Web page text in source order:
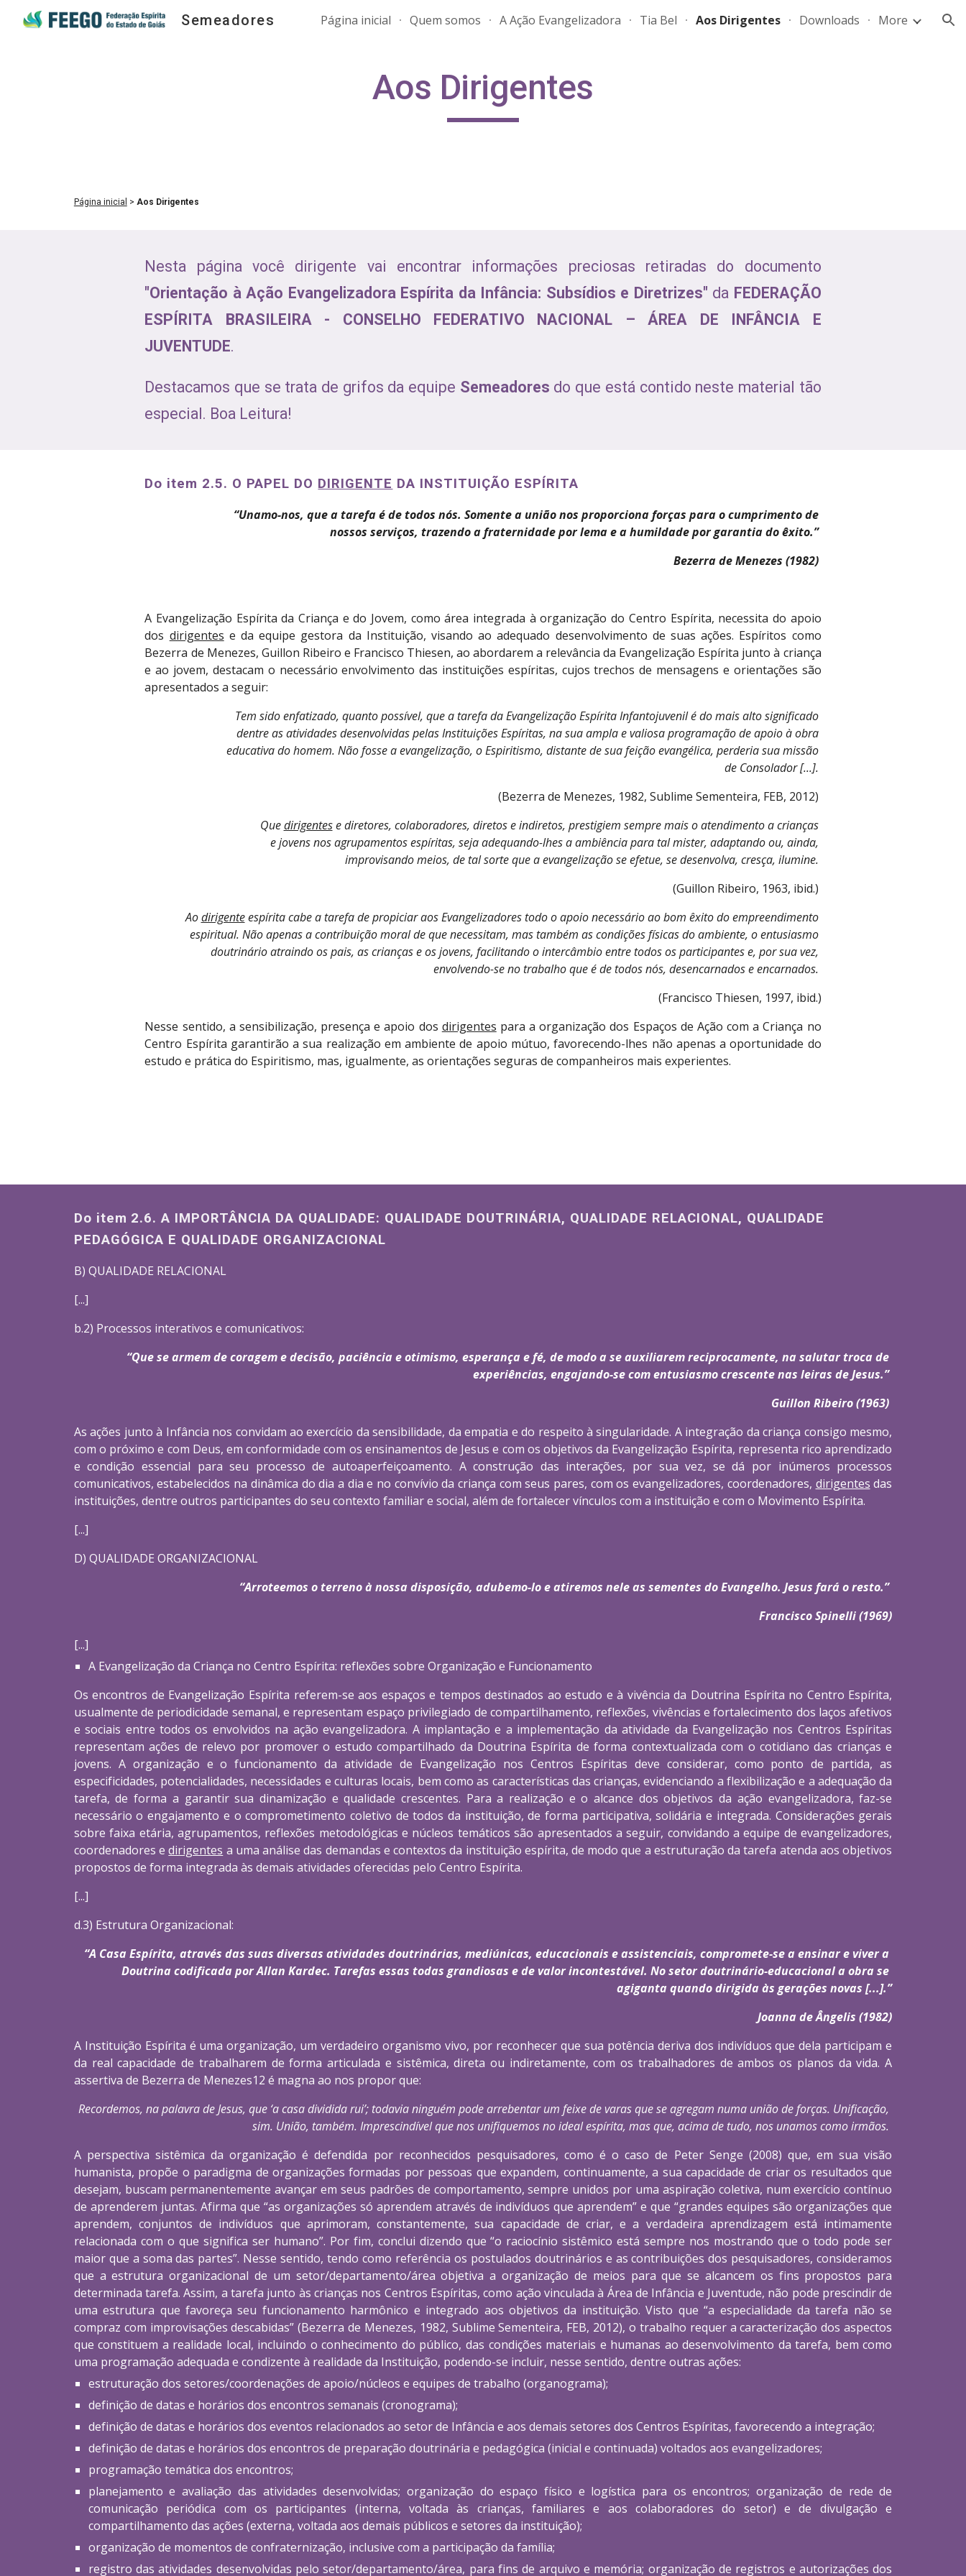
Skip to main content Skip to navigation
Semeadores Página inicial Quem somos A Ação Evangelizadora Tia Bel Aos Dirigentes Downloads More
Aos Dirigentes
Página inicial > Aos Dirigentes
Nesta página você dirigente vai encontrar informações preciosas retiradas do documento
"Orientação à Ação Evangelizadora Espírita da Infância: Subsídios e Diretrizes" da FEDERAÇÃO
ESPÍRITA BRASILEIRA - CONSELHO FEDERATIVO NACIONAL – ÁREA DE INFÂNCIA E
JUVENTUDE.
Destacamos que se trata de grifos da equipe Semeadores do que está contido neste material tão
especial. Boa Leitura!
Do item 2.5. O PAPEL DO DIRIGENTE DA INSTITUIÇÃO ESPÍRITA
“Unamo-nos, que a tarefa é de todos nós. Somente a união nos proporciona forças para o cumprimento de
nossos serviços, trazendo a fraternidade por lema e a humildade por garantia do êxito.”
Bezerra de Menezes (1982)
A Evangelização Espírita da Criança e do Jovem, como área integrada à organização do Centro Espírita, necessita do apoio
dos dirigentes e da equipe gestora da Instituição, visando ao adequado desenvolvimento de suas ações. Espíritos como
Bezerra de Menezes, Guillon Ribeiro e Francisco Thiesen, ao abordarem a relevância da Evangelização Espírita junto à criança
e ao jovem, destacam o necessário envolvimento das instituições espíritas, cujos trechos de mensagens e orientações são
apresentados a seguir:
Tem sido enfatizado, quanto possível, que a tarefa da Evangelização Espírita Infantojuvenil é do mais alto significado
dentre as atividades desenvolvidas pelas Instituições Espíritas, na sua ampla e valiosa programação de apoio à obra
educativa do homem. Não fosse a evangelização, o Espiritismo, distante de sua feição evangélica, perderia sua missão
de Consolador [...].
(Bezerra de Menezes, 1982, Sublime Sementeira, FEB, 2012)
Que dirigentes e diretores, colaboradores, diretos e indiretos, prestigiem sempre mais o atendimento a crianças
e jovens nos agrupamentos espíritas, seja adequando-lhes a ambiência para tal mister, adaptando ou, ainda,
improvisando meios, de tal sorte que a evangelização se efetue, se desenvolva, cresça, ilumine.
(Guillon Ribeiro, 1963, ibid.)
Ao dirigente espírita cabe a tarefa de propiciar aos Evangelizadores todo o apoio necessário ao bom êxito do empreendimento
espiritual. Não apenas a contribuição moral de que necessitam, mas também as condições físicas do ambiente, o entusiasmo
doutrinário atraindo os pais, as crianças e os jovens, facilitando o intercâmbio entre todos os participantes e, por sua vez,
envolvendo-se no trabalho que é de todos nós, desencarnados e encarnados.
(Francisco Thiesen, 1997, ibid.)
Nesse sentido, a sensibilização, presença e apoio dos dirigentes para a organização dos Espaços de Ação com a Criança no
Centro Espírita garantirão a sua realização em ambiente de apoio mútuo, favorecendo-lhes não apenas a oportunidade do
estudo e prática do Espiritismo, mas, igualmente, as orientações seguras de companheiros mais experientes.
Do item 2.6. A IMPORTÂNCIA DA QUALIDADE: QUALIDADE DOUTRINÁRIA, QUALIDADE RELACIONAL, QUALIDADE
PEDAGÓGICA E QUALIDADE ORGANIZACIONAL
B) QUALIDADE RELACIONAL
[...]
b.2) Processos interativos e comunicativos:
“Que se armem de coragem e decisão, paciência e otimismo, esperança e fé, de modo a se auxiliarem reciprocamente, na salutar troca de
experiências, engajando-se com entusiasmo crescente nas leiras de Jesus.”
Guillon Ribeiro (1963)
As ações junto à Infância nos convidam ao exercício da sensibilidade, da empatia e do respeito à singularidade. A integração da criança consigo mesmo,
com o próximo e com Deus, em conformidade com os ensinamentos de Jesus e com os objetivos da Evangelização Espírita, representa rico aprendizado
e condição essencial para seu processo de autoaperfeiçoamento. A construção das interações, por sua vez, se dá por inúmeros processos
comunicativos, estabelecidos na dinâmica do dia a dia e no convívio da criança com seus pares, com os evangelizadores, coordenadores, dirigentes das
instituições, dentre outros participantes do seu contexto familiar e social, além de fortalecer vínculos com a instituição e com o Movimento Espírita.
[...]
D) QUALIDADE ORGANIZACIONAL
“Arroteemos o terreno à nossa disposição, adubemo-lo e atiremos nele as sementes do Evangelho. Jesus fará o resto.”
Francisco Spinelli (1969)
[...]
A Evangelização da Criança no Centro Espírita: reflexões sobre Organização e Funcionamento
Os encontros de Evangelização Espírita referem-se aos espaços e tempos destinados ao estudo e à vivência da Doutrina Espírita no Centro Espírita,
usualmente de periodicidade semanal, e representam espaço privilegiado de compartilhamento, reflexões, vivências e fortalecimento dos laços afetivos
e sociais entre todos os envolvidos na ação evangelizadora. A implantação e a implementação da atividade da Evangelização nos Centros Espíritas
representam ações de relevo por promover o estudo compartilhado da Doutrina Espírita de forma contextualizada com o cotidiano das crianças e
jovens. A organização e o funcionamento da atividade de Evangelização nos Centros Espíritas deve considerar, como ponto de partida, as
especificidades, potencialidades, necessidades e culturas locais, bem como as características das crianças, evidenciando a flexibilização e a adequação da
tarefa, de forma a garantir sua dinamização e qualidade crescentes. Para a realização e o alcance dos objetivos da ação evangelizadora, faz-se
necessário o engajamento e o comprometimento coletivo de todos da instituição, de forma participativa, solidária e integrada. Considerações gerais
sobre faixa etária, agrupamentos, reflexões metodológicas e núcleos temáticos são apresentados a seguir, convidando a equipe de evangelizadores,
coordenadores edirigentes a uma análise das demandas e contextos da instituição espírita, de modo que a estruturação da tarefa atenda aos objetivos
propostos de forma integrada às demais atividades oferecidas pelo Centro Espírita.
[...]
d.3) Estrutura Organizacional:
“A Casa Espírita, através das suas diversas atividades doutrinárias, mediúnicas, educacionais e assistenciais, compromete-se a ensinar e viver a
Doutrina codificada por Allan Kardec. Tarefas essas todas grandiosas e de valor incontestável. No setor doutrinário-educacional a obra se
agiganta quando dirigida às gerações novas [...].”
Joanna de Ângelis (1982)
A Instituição Espírita é uma organização, um verdadeiro organismo vivo, por reconhecer que sua potência deriva dos indivíduos que dela participam e
da real capacidade de trabalharem de forma articulada e sistêmica, direta ou indiretamente, com os trabalhadores de ambos os planos da vida. A
assertiva de Bezerra de Menezes12 é magna ao nos propor que:
Recordemos, na palavra de Jesus, que ‘a casa dividida rui’; todavia ninguém pode arrebentar um feixe de varas que se agregam numa união de forças. Unificação,
sim. União, também. Imprescindível que nos unifiquemos no ideal espírita, mas que, acima de tudo, nos unamos como irmãos.
A perspectiva sistêmica da organização é defendida por reconhecidos pesquisadores, como é o caso de Peter Senge (2008) que, em sua visão
humanista, propõe o paradigma de organizações formadas por pessoas que expandem, continuamente, a sua capacidade de criar os resultados que
desejam, buscam permanentemente avançar em seus padrões de comportamento, sempre unidos por uma aspiração coletiva, num exercício contínuo
de aprenderem juntas. Afirma que “as organizações só aprendem através de indivíduos que aprendem” e que “grandes equipes são organizações que
aprendem, conjuntos de indivíduos que aprimoram, constantemente, sua capacidade de criar, e a verdadeira aprendizagem está intimamente
relacionada com o que significa ser humano”. Por fim, conclui dizendo que “o raciocínio sistêmico está sempre nos mostrando que o todo pode ser
maior que a soma das partes”. Nesse sentido, tendo como referência os postulados doutrinários e as contribuições dos pesquisadores, consideramos
que a estrutura organizacional de um setor/departamento/área objetiva a organização de meios para que se alcancem os fins propostos para
determinada tarefa. Assim, a tarefa junto às crianças nos Centros Espíritas, como ação vinculada à Área de Infância e Juventude, não pode prescindir de
uma estrutura que favoreça seu funcionamento harmônico e integrado aos objetivos da instituição. Visto que “a especialidade da tarefa não se
compraz com improvisações descabidas” (Bezerra de Menezes, 1982, Sublime Sementeira, FEB, 2012), o trabalho requer a caracterização dos aspectos
que constituem a realidade local, incluindo o conhecimento do público, das condições materiais e humanas ao desenvolvimento da tarefa, bem como
uma programação adequada e condizente à realidade da Instituição, podendo-se incluir, nesse sentido, dentre outras ações:
estruturação dos setores/coordenações de apoio/núcleos e equipes de trabalho (organograma);
definição de datas e horários dos encontros semanais (cronograma);
definição de datas e horários dos eventos relacionados ao setor de Infância e aos demais setores dos Centros Espíritas, favorecendo a integração;
definição de datas e horários dos encontros de preparação doutrinária e pedagógica (inicial e continuada) voltados aos evangelizadores;
programação temática dos encontros;
planejamento e avaliação das atividades desenvolvidas; organização do espaço físico e logística para os encontros; organização de rede de
comunicação periódica com os participantes (interna, voltada às crianças, familiares e aos colaboradores do setor) e de divulgação e
compartilhamento das ações (externa, voltada aos demais públicos e setores da instituição);
organização de momentos de confraternização, inclusive com a participação da família;
registro das atividades desenvolvidas pelo setor/departamento/área, para fins de arquivo e memória; organização de registros e autorizações dos